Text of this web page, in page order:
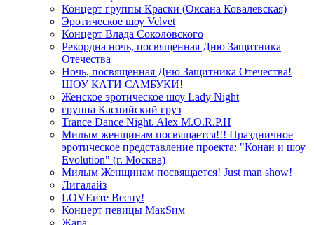
Концерт группы Краски (Оксана Ковалевская)
Эротическое шоу Velvet
Концерт Влада Соколовского
Рекордна ночь, посвященная Дню Защитника
Отечества
Ночь, посвященная Дню Защитника Отечества!
ШОУ КАТИ САМБУКИ!
Женское эротическое шоу Lady Night
группа Каспийский груз
Trance Dance Night. Alex M.O.R.P.H
Милым женщинам посвящается!!! Праздничное
эротическое представление проекта: "Конан и шоу
Evolution" (г. Москва)
Милым Женщинам посвящается! Just man show!
Лигалайз
LOVEите Весну!
Концерт певицы МакSим
Жара